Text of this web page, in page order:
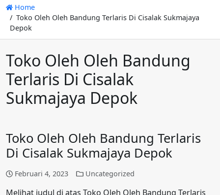
Home
Toko Oleh Oleh Bandung Terlaris Di Cisalak Sukmajaya
Depok
Toko Oleh Oleh Bandung
Terlaris Di Cisalak
Sukmajaya Depok
Toko Oleh Oleh Bandung Terlaris
Di Cisalak Sukmajaya Depok
Februari 4, 2023 Uncategorized
Melihat judul di atas Toko Oleh Oleh Bandung Terlaris